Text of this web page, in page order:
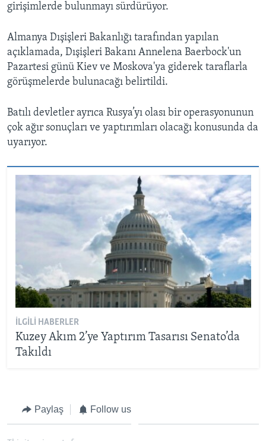
girişimlerde bulunmayı sürdürüyor.
Almanya Dışişleri Bakanlığı tarafından yapılan
açıklamada, Dışişleri Bakanı Annelena Baerbock'un
Pazartesi günü Kiev ve Moskova'ya giderek taraflarla
görüşmelerde bulunacağı belirtildi.
Batılı devletler ayrıca Rusya’yı olası bir operasyonunun
çok ağır sonuçları ve yaptırımları olacağı konusunda da
uyarıyor.
İLGILI HABERLER
Kuzey Akım 2’ye Yaptırım Tasarısı Senato’da
Takıldı
Paylaş Follow us